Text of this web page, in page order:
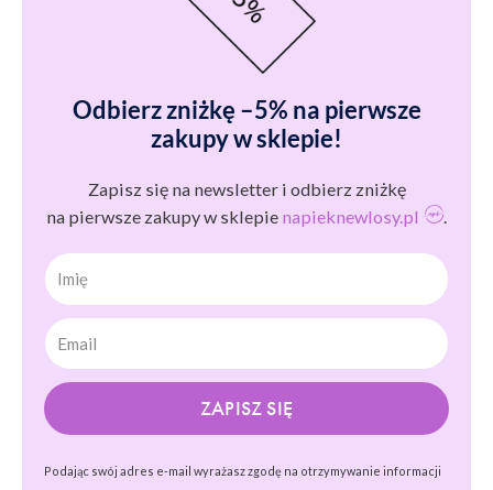
Odbierz zniżkę –5% na pierwsze
zakupy w sklepie!
Zapisz się na newsletter i odbierz zniżkę
na pierwsze zakupy w sklepie napieknewlosy.pl .
Imię
ZAPISZ SIĘ
Podając swój adres e-mail wyrażasz zgodę na otrzymywanie informacji